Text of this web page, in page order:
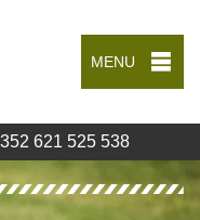
MENU
621 525 538